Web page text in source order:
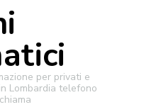
per privati e
Lombardia telefono